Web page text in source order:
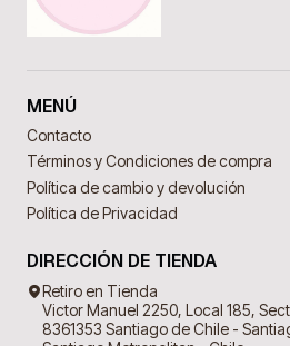
MENÚ
Contacto
Términos y Condiciones de compra
Política de cambio y devolución
Política de Privacidad
DIRECCIÓN DE TIENDA
Retiro en Tienda
Victor Manuel 2250, Local 185,
8361353 Santiago de Chile -